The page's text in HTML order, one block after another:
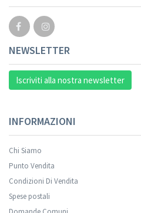
NEWSLETTER
Iscriviti alla nostra newsletter
INFORMAZIONI
Chi Siamo
Punto Vendita
Condizioni Di Vendita
Spese postali
Your registration was successful.